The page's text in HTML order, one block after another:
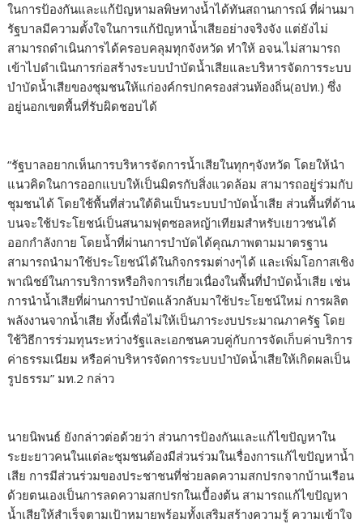
ในการป้องกันและแก้ปัญหามลพิษทางน้ำได้ทันสถานการณ์ ที่ผ่านมา
รัฐบาลมีความตั้งใจในการแก้ปัญหาน้ำเสียอย่างจริงจัง แต่ยังไม่
สามารถดำเนินการได้ครอบคลุมทุกจังหวัด ทำให้ อจน.ไม่สามารถ
เข้าไปดำเนินการก่อสร้างระบบบำบัดน้ำเสียและบริหารจัดการระบบ
บำบัดน้ำเสียของชุมชนให้แก่องค์กรปกครองส่วนท้องถิ่น(อปท.) ซึ่ง
อยู่นอกเขตพื้นที่รับผิดชอบได้
“รัฐบาลอยากเห็นการบริหารจัดการน้ำเสียในทุกๆจังหวัด โดยให้นำ
แนวคิดในการออกแบบให้เป็นมิตรกับสิ่งแวดล้อม สามารถอยู่ร่วมกับ
ชุมชนได้ โดยใช้พื้นที่ส่วนใต้ดินเป็นระบบบำบัดน้ำเสีย ส่วนพื้นที่ด้าน
บนจะใช้ประโยชน์เป็นสนามฟุตซอลหญ้าเทียมสำหรับเยาวชนได้
ออกกำลังกาย โดยน้ำที่ผ่านการบำบัดได้คุณภาพตามมาตรฐาน
สามารถนำมาใช้ประโยชน์ได้ในกิจกรรมต่างๆได้ และเพิ่มโอกาสเชิง
พาณิชย์ในการบริการหรือกิจการเกี่ยวเนื่องในพื้นที่บำบัดน้ำเสีย เช่น
การนำน้ำเสียที่ผ่านการบำบัดแล้วกลับมาใช้ประโยชน์ใหม่ การผลิต
พลังงานจากน้ำเสีย ทั้งนี้เพื่อไม่ให้เป็นภาระงบประมาณภาครัฐ โดย
ใช้วิธีการร่วมทุนระหว่างรัฐและเอกชนควบคู่กับการจัดเก็บค่าบริการ
ค่าธรรมเนียม หรือค่าบริหารจัดการระบบบำบัดน้ำเสียให้เกิดผลเป็น
รูปธรรม” มท.2 กล่าว
นายนิพนธ์ ยังกล่าวต่อด้วยว่า ส่วนการป้องกันและแก้ไขปัญหาใน
ระยะยาวคนในแต่ละชุมชนต้องมีส่วนร่วมในเรื่องการแก้ไขปัญหาน้ำ
เสีย การมีส่วนร่วมของประชาชนที่ช่วยลดความสกปรกจากบ้านเรือน
ด้วยตนเองเป็นการลดความสกปรกในเบื้องต้น สามารถแก้ไขปัญหา
น้ำเสียให้สำเร็จตามเป้าหมายพร้อมทั้งเสริมสร้างความรู้ ความเข้าใจ